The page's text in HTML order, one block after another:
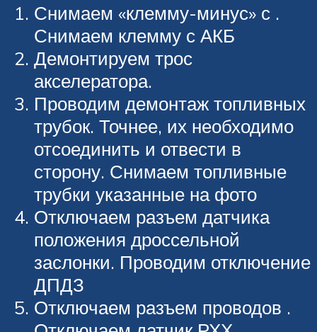
Снимаем «клемму-минус» с .
Снимаем клемму с АКБ
Демонтируем трос
акселератора.
Проводим демонтаж топливных
трубок. Точнее, их необходимо
отсоединить и отвести в
сторону. Снимаем топливные
трубки указанные на фото
Отключаем разъем датчика
положения дроссельной
заслонки. Проводим отключение
ДПДЗ
Отключаем разъем проводов .